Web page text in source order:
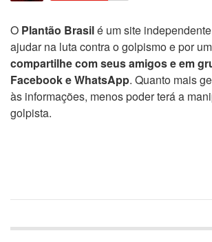
O Plantão Brasilé um site
ajudar na luta contra o golpismo e por
compartilhe com seus amigos e em
Facebook e WhatsApp. Quanto mais
às informações, menos poder terá a
golpista.